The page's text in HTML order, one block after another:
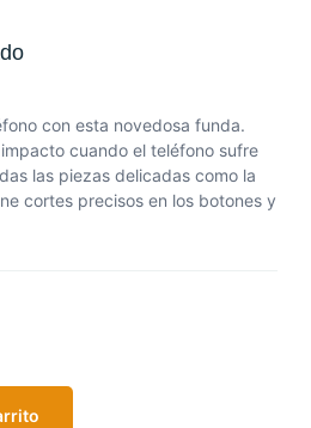
con esta novedosa funda.
cuando el teléfono sufre
las piezas delicadas como la
cortes precisos en los botones y